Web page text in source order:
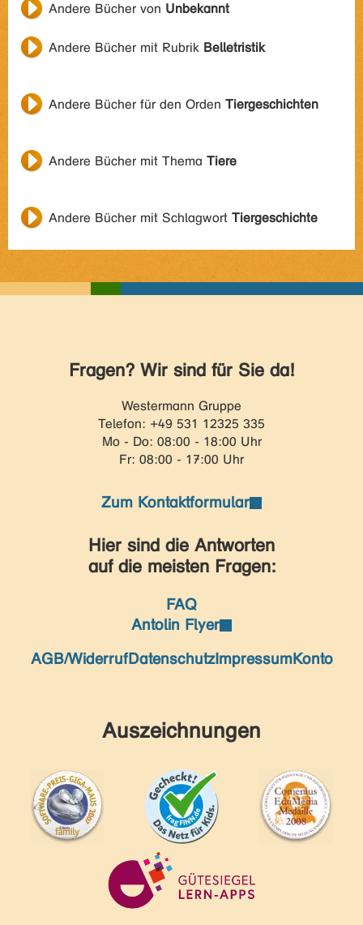
Andere Bücher von Unbekannt
Andere Bücher mit Rubrik Belletristik
Andere Bücher für den Orden Tiergeschichten
Andere Bücher mit Thema Tiere
Andere Bücher mit Schlagwort Tiergeschichte